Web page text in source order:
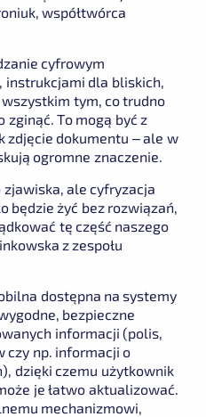
współtwórca
cyfrowym
instrukcjami dla bliskich,
tym, co trudno
zginąć. To mogą być z
zdjęcie dokumentu – ale w
ogromne znaczenie.
ale cyfryzacja
będzie żyć bez rozwiązań,
tę część naszego
z zespołu
dostępna na systemy
bezpieczne
informacji (polis,
czy np. informacji o
dzięki czemu użytkownik
je łatwo aktualizować.
mechanizmowi,